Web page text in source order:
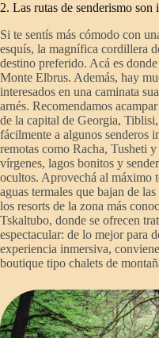
2. Las rutas de senderismo son
Si te sentís más cómodo con
esquís, la magnífica cordillera
destino preferido. Acá es
Monte Elbrus. Además, hay
interesados en una caminata
arnés. Recomendamos
de la capital de Georgia,
fácilmente a algunos senderos
remotas como Racha, Tusheti
vírgenes, lagos bonitos y
ocultos. Aprovechá al máximo
aguas termales que bajan de
los resorts de la zona más
Tskaltubo, donde se ofrecen
espectacular: de lo mejor para
experiencia inmersiva,
boutique tipo chalets de